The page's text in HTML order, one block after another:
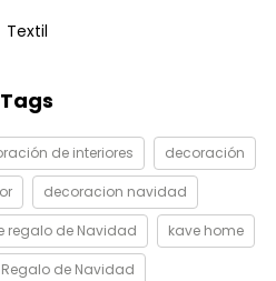
Textil
Tags
de interiores decoración
decoracion navidad
regalo de Navidad kave home
Regalo de Navidad